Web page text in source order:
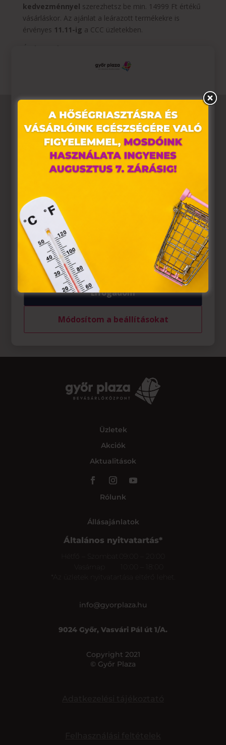
kedvezménnyel szerezhetsz be min. 14999 Ft értékű
vásárláskor. Az ajánlat a leárazott termékekre is
érvényes 11.11-ig a CCC üzletekben.
Érvényesség:
Üzletek
Akciók
Aktualitások
Rólunk
Állásajánlatok
Általános nyitvatartás*
*Az üzletek nyitvatartása eltérő lehet.
info@gyorplaza.hu
9024 Győr, Vasvári Pál út 1/A.
Copyright 2021
© Győr Plaza
Ez az oldal sütiket használ
Weboldalunkon „cookie"-kat (továbbiakban „süti")
alkalmazunk. Ezek olyan fájlok, melyek információt
tárolnak webes böngészőjében. Ehhez az Ön
hozzájárulása szükséges.
A „sütiket" az elektronikus hírközlésről szóló 2003. évi C.
törvény, az elektronikus kereskedelmi szolgáltatások, az
információs társadalommal összefüggő szolgáltatások
egyes kérdéseiről szóló 2001. évi CVIII. törvény, valamint
az Európai Unió előírásainak megfelelően használjuk.
Azon weblapoknak, melyek az Európai Unió országain
belül működnek, a „sütik" használatához, és ezeknek a
felhasználó számítógépén vagy egyéb eszközén történő
tárolásához a felhasználók hozzájárulását kell kérniük.
Elfogadom
Módosítom a beállításokat